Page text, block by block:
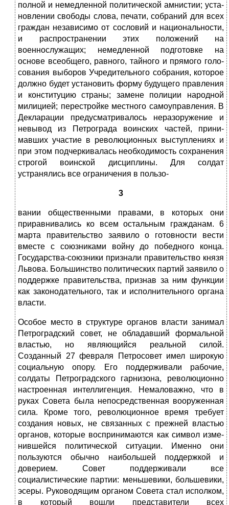
полной и немедленной политической амнистии; уста­
новлении свободы слова, печати, собраний для всех
граждан независимо от сословий и национальности,
и распростране­нии этих положений на
военнослужащих; немедленной подго­товке на
основе всеобщего, равного, тайного и прямого голо­
сования выборов Учредительного собрания, которое
должно будет установить форму будущего правления
и конституцию страны; замене полиции народной
милицией; перестройке ме­стного самоуправления. В
Декларации предусматривалось нера­зоружение и
невывод из Петрограда воинских частей, прини­
мавших участие в революционных выступлениях и
при этом подчеркивалась необходимость сохранения
строгой воинской дисциплины. Для солдат
устранялись все ограничения в пользо-
3
вании общественными правами, в которых они
приравнива­лись ко всем остальным гражданам. 6
марта правительство зая­вило о готовности вести
вместе с союзниками войну до побед­ного конца.
Государства-союзники признали правительство князя
Львова. Большинство политических партий заявило о
поддержке правительства, признав за ним функции
как зако­нодательного, так и исполнительного органа
власти.
Особое место в структуре органов власти занимал
Петрог­радский совет, не обладавший формальной
властью, но явля­ющийся реальной силой.
Созданный 27 февраля Петросовет имел широкую
социальную опору. Его поддерживали рабочие,
солдаты Петроградского гарнизона, революционно
настроен­ная интеллигенция. Немаловажно, что в
руках Совета была не­посредственная вооруженная
сила. Кроме того, революцион­ное время требует
создания новых, не связанных с прежней властью
органов, которые воспринимаются как символ изме­
нившейся политической ситуации. Именно они
пользуются обычно наибольшей поддержкой и
доверием. Совет поддержи­вали все
социалистические партии: меньшевики, большевики,
эсеры. Руководящим органом Совета стал исполком,
в кото­рый вошли представители всех